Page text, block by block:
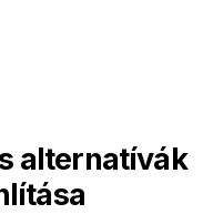
alternatívák